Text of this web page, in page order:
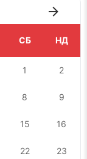
СБ НД
1 2
8 9
15 16
22 23